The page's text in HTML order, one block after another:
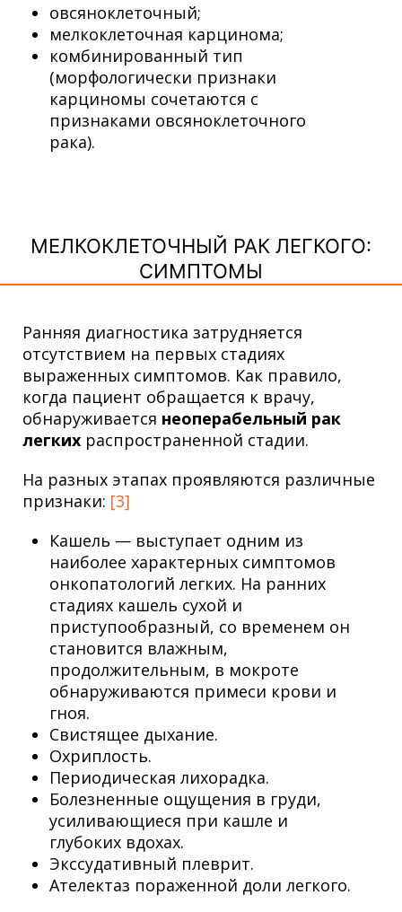
овсяноклеточный;
мелкоклеточная карцинома;
комбинированный тип
(морфологически признаки
карциномы сочетаются с
признаками овсяноклеточного
рака).
МЕЛКОКЛЕТОЧНЫЙ РАК ЛЕГКОГО:
СИМПТОМЫ
Ранняя диагностика затрудняется
отсутствием на первых стадиях
выраженных симптомов. Как правило,
когда пациент обращается к врачу,
обнаруживается неоперабельный рак
легких распространенной стадии.
На разных этапах проявляются различные
признаки: [3]
Кашель — выступает одним из
наиболее характерных симптомов
онкопатологий легких. На ранних
стадиях кашель сухой и
приступообразный, со временем он
становится влажным,
продолжительным, в мокроте
обнаруживаются примеси крови и
гноя.
Свистящее дыхание.
Охриплость.
Периодическая лихорадка.
Болезненные ощущения в груди,
усиливающиеся при кашле и
глубоких вдохах.
Экссудативный плеврит.
Ателектаз пораженной доли легкого.